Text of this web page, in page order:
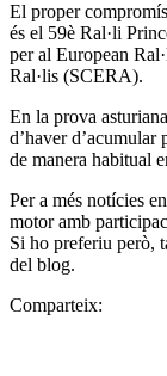
El proper
és el 59è Ral·li
per al European
Ral·lis (SCERA).
En la prova
d’haver
de manera habitual
Per a més notícies
motor amb
Si ho preferiu però,
del blog.
Comparteix: